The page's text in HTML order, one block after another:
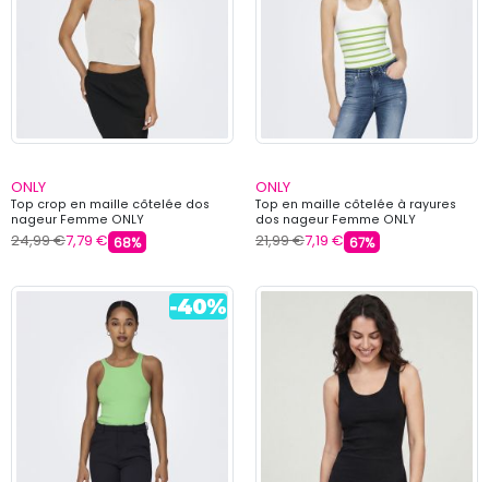
ONLY
Top crop en maille côtelée dos
nageur Femme ONLY
24,99 €7,79 € 68%
ONLY
Top en maille côtelée à rayures
dos nageur Femme ONLY
21,99 €7,19 € 67%